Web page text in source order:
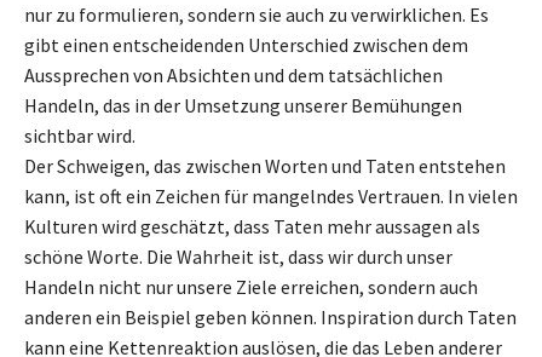
nur zu formulieren, sondern sie auch zu verwirklichen. Es
gibt einen entscheidenden Unterschied zwischen dem
Aussprechen von Absichten und dem tatsächlichen
Handeln, das in der Umsetzung unserer Bemühungen
sichtbar wird.
Der Schweigen, das zwischen Worten und Taten entstehen
kann, ist oft ein Zeichen für mangelndes Vertrauen. In vielen
Kulturen wird geschätzt, dass Taten mehr aussagen als
schöne Worte. Die Wahrheit ist, dass wir durch unser
Handeln nicht nur unsere Ziele erreichen, sondern auch
anderen ein Beispiel geben können. Inspiration durch Taten
kann eine Kettenreaktion auslösen, die das Leben anderer